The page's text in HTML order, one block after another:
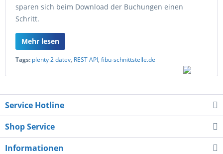
sparen sich beim Download der Buchungen einen
Schritt.
Mehr lesen
Tags: plenty 2 datev, REST API, fibu-schnittstelle.de
Service Hotline
Shop Service
Informationen